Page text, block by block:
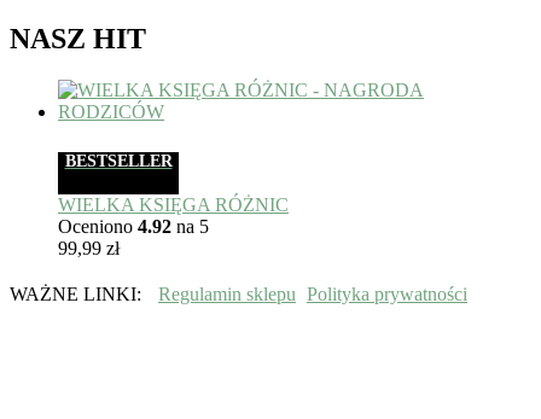
NASZ HIT
BESTSELLER
WIELKA KSIĘGA RÓŻNIC
Oceniono 4.92 na 5
99,99 zł
WAŻNE LINKI: Regulamin sklepu Polityka prywatności